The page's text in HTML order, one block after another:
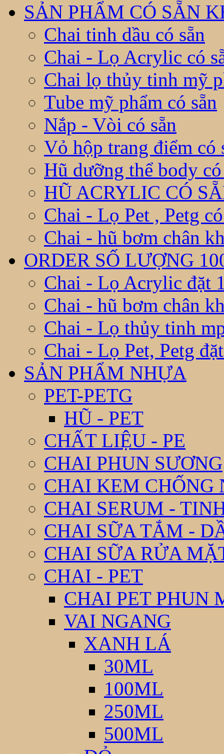
SẢN PHẨM CÓ SẴN
Chai tinh dầu có sẵn
Chai - Lọ Acrylic có
Chai lọ thủy tinh mỹ
Tube mỹ phẩm có sẵn
Nắp - Vòi có sẵn
Vỏ hộp trang điểm có
Hũ dưỡng thể body có
HŨ ACRYLIC CÓ
Chai - Lọ Pet , Petg
Chai - hũ bơm chân
ORDER SỐ LƯỢNG
Chai - Lọ Acrylic đặt
Chai - hũ bơm chân
Chai - Lọ thủy tinh
Chai - Lọ Pet, Petg
SẢN PHẨM NHỰA
PET-PETG
HŨ - PET
CHẤT LIỆU - PE
CHAI PHUN SƯƠNG
CHAI KEM CHỐNG
CHAI SERUM -
CHAI SỮA TẮM -
CHAI SỮA RỬA
CHAI - PET
CHAI PET PHUN
VAI NGANG
XANH LÁ
30ML
100ML
250ML
500ML